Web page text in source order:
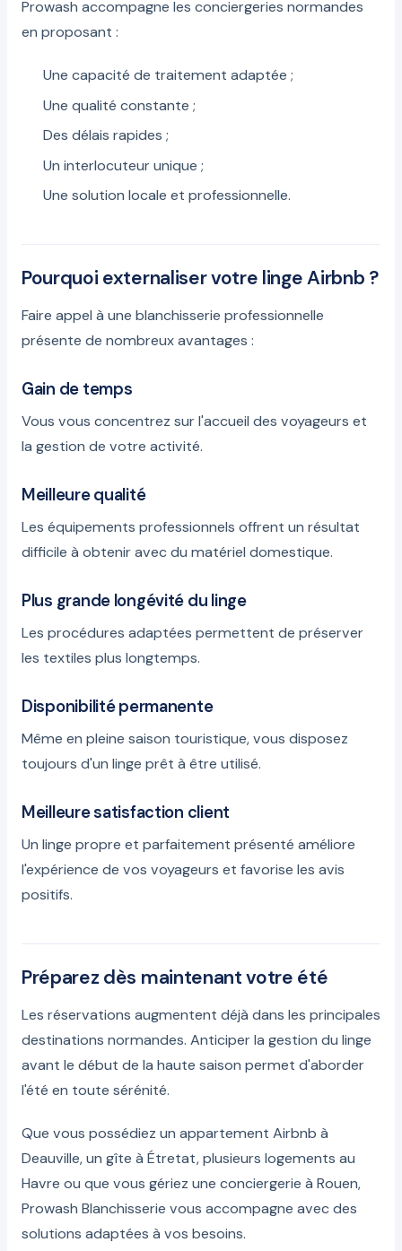
Prowash accompagne les conciergeries normandes
en proposant :
Une capacité de traitement adaptée ;
Une qualité constante ;
Des délais rapides ;
Un interlocuteur unique ;
Une solution locale et professionnelle.
Pourquoi externaliser votre linge Airbnb ?
Faire appel à une blanchisserie professionnelle
présente de nombreux avantages :
Gain de temps
Vous vous concentrez sur l'accueil des voyageurs et
la gestion de votre activité.
Meilleure qualité
Les équipements professionnels offrent un résultat
difficile à obtenir avec du matériel domestique.
Plus grande longévité du linge
Les procédures adaptées permettent de préserver
les textiles plus longtemps.
Disponibilité permanente
Même en pleine saison touristique, vous disposez
toujours d'un linge prêt à être utilisé.
Meilleure satisfaction client
Un linge propre et parfaitement présenté améliore
l'expérience de vos voyageurs et favorise les avis
positifs.
Préparez dès maintenant votre été
Les réservations augmentent déjà dans les principales
destinations normandes. Anticiper la gestion du linge
avant le début de la haute saison permet d'aborder
l'été en toute sérénité.
Que vous possédiez un appartement Airbnb à
Deauville, un gîte à Étretat, plusieurs logements au
Havre ou que vous gériez une conciergerie à Rouen,
Prowash Blanchisserie vous accompagne avec des
solutions adaptées à vos besoins.